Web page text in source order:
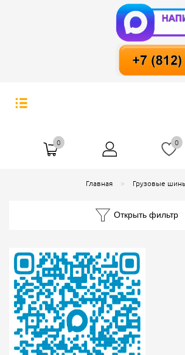
0 0
Главная Грузовые
Открыть фильтр